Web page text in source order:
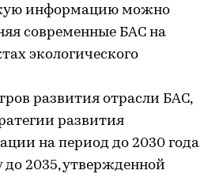
информацию можно
современные БАС на
экологического
развития отрасли БАС,
развития
на период до 2030 года
до 2035, утвержденной